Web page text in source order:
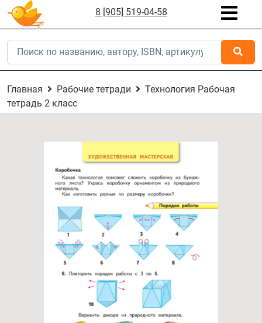
8 [905] 519-04-58
Главная Рабочие тетради
Технология Рабочая
тетрадь 2 класс